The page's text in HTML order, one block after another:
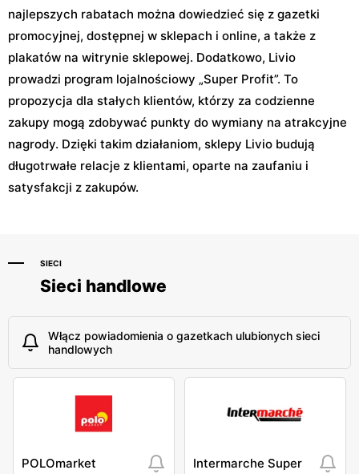
najlepszych rabatach można dowiedzieć się z gazetki
promocyjnej, dostępnej w sklepach i online, a także z
plakatów na witrynie sklepowej. Dodatkowo, Livio
prowadzi program lojalnościowy „Super Profit”. To
propozycja dla stałych klientów, którzy za codzienne
zakupy mogą zdobywać punkty do wymiany na atrakcyjne
nagrody. Dzięki takim działaniom, sklepy Livio budują
długotrwałe relacje z klientami, oparte na zaufaniu i
satysfakcji z zakupów.
SIECI
Sieci handlowe
Włącz powiadomienia o gazetkach ulubionych sieci
handlowych
POLOmarket Intermarche Super